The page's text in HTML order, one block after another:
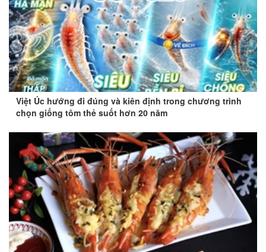
Việt Úc hướng đi đúng và kiên định trong chương trình
chọn giống tôm thẻ suốt hơn 20 năm